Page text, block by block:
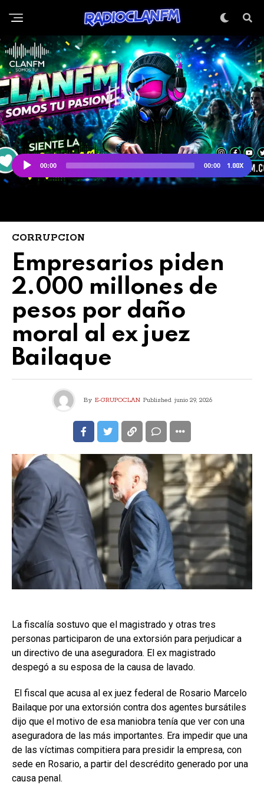
CORRUPCION
Empresarios piden
2.000 millones de
pesos por daño
moral al ex juez
Bailaque
By E-GRUPOCLAN Published junio 29, 2026
La fiscalía sostuvo que el magistrado y otras tres
personas participaron de una extorsión para perjudicar a
un directivo de una aseguradora. El ex magistrado
despegó a su esposa de la causa de lavado.
El fiscal que acusa al ex juez federal de Rosario Marcelo
Bailaque por una extorsión contra dos agentes bursátiles
dijo que el motivo de esa maniobra tenía que ver con una
aseguradora de las más importantes. Era impedir que una
de las víctimas compitiera para presidir la empresa, con
sede en Rosario, a partir del descrédito generado por una
causa penal.